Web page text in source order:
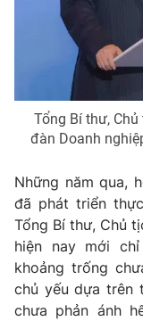
Tổng Bí thư,
đàn Doanh
Những năm qua,
đã phát triển
Tổng Bí thư, Chủ
hiện nay mới
khoảng trống
chủ yếu dựa trên
chưa phản ánh